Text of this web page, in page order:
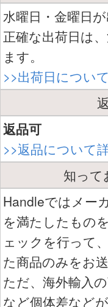
水曜日・金曜日が
正確な出荷日は
ます。
>>出荷日につい
返品可
>>返品について
知って
Handleではメー
を満たしたもの
ェックを行って
た商品のみをお
ただ、海外輸入
など個体差など